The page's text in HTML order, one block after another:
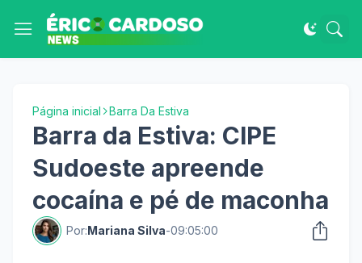
Página inicial Barra Da Estiva
Barra da Estiva: CIPE
Sudoeste apreende
cocaína e pé de maconha
Por:Mariana Silva-09:05:00